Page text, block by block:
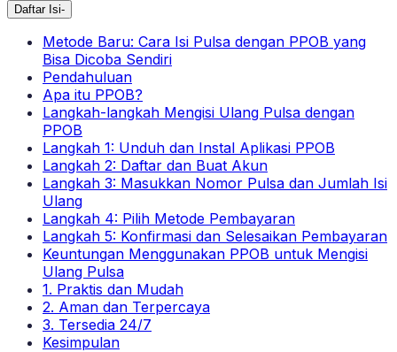
Daftar Isi-
Metode Baru: Cara Isi Pulsa dengan PPOB yang
Bisa Dicoba Sendiri
Pendahuluan
Apa itu PPOB?
Langkah-langkah Mengisi Ulang Pulsa dengan
PPOB
Langkah 1: Unduh dan Instal Aplikasi PPOB
Langkah 2: Daftar dan Buat Akun
Langkah 3: Masukkan Nomor Pulsa dan Jumlah Isi
Ulang
Langkah 4: Pilih Metode Pembayaran
Langkah 5: Konfirmasi dan Selesaikan Pembayaran
Keuntungan Menggunakan PPOB untuk Mengisi
Ulang Pulsa
1. Praktis dan Mudah
2. Aman dan Terpercaya
3. Tersedia 24/7
Kesimpulan